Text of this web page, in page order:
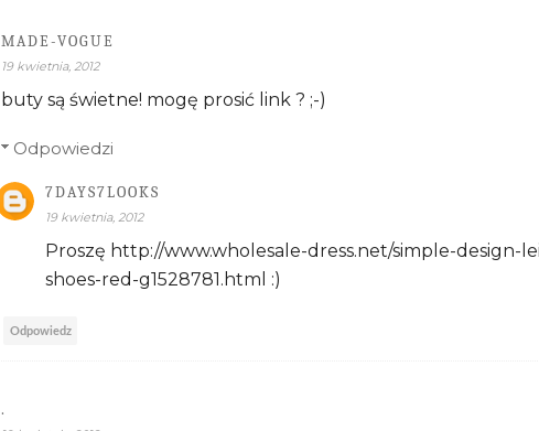
MADE-VOGUE
19 kwietnia, 2012
buty są świetne! mogę prosić link ? ;-)
Odpowiedzi
7DAYS7LOOKS
19 kwietnia, 2012
Proszę http://www.wholesale-dress.net/simple-design-
shoes-red-g1528781.html :)
Odpowiedz
.